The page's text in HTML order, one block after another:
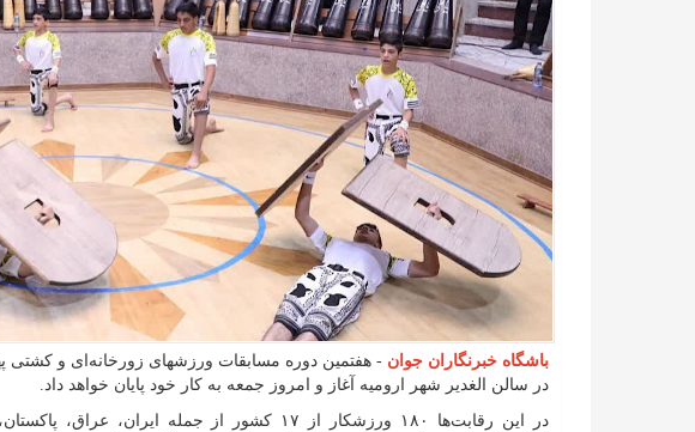
باشگاه خبرنگاران جوان
در سالن الغدیر شهر ارومیه آغاز و امروز جمعه به کار خود پایان خواهد داد.
در این رقابت‌ها ۱۸۰ ورزشکار از ۱۷ کشور از جمله